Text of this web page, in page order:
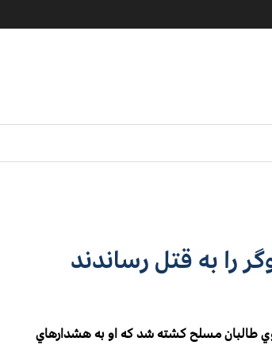
را به قتل رساندند
طالبان مسلح كشته شد كه او به هشدارهاي